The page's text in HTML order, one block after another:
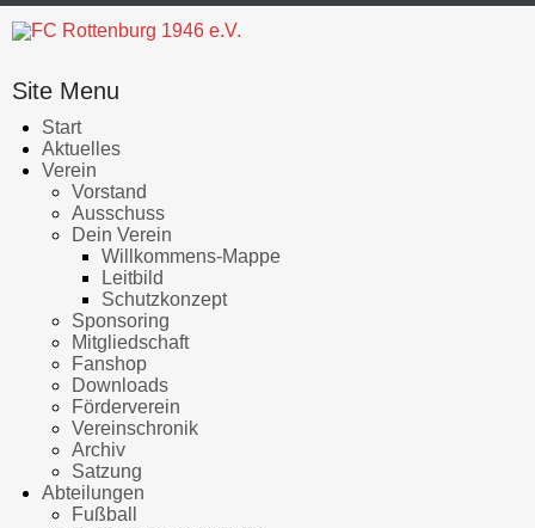
Site Menu
Start
Aktuelles
Verein
Vorstand
Ausschuss
Dein Verein
Willkommens-Mappe
Leitbild
Schutzkonzept
Sponsoring
Mitgliedschaft
Fanshop
Downloads
Förderverein
Vereinschronik
Archiv
Satzung
Abteilungen
Fußball